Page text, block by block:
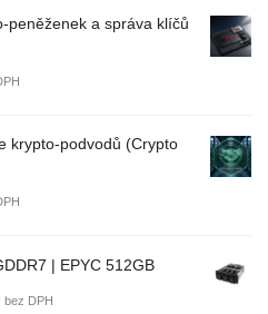
peněženek a správa klíčů
krypto-podvodů (Crypto
| EPYC 512GB
bez DPH